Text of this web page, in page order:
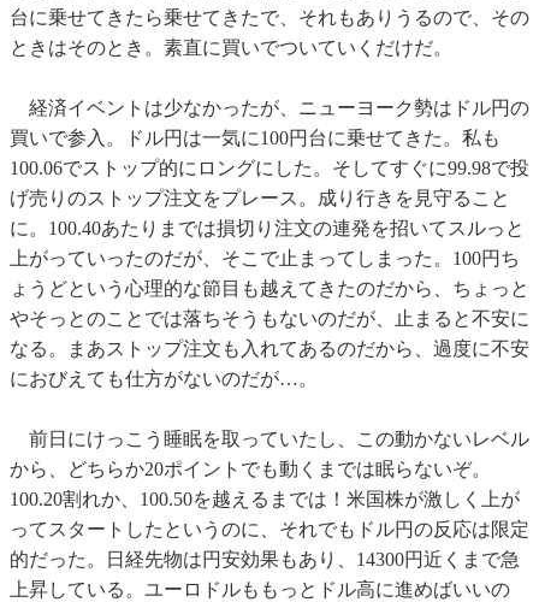
台に乗せてきたら乗せてきたで、それもありうるので、その
ときはそのとき。素直に買いでついていくだけだ。
経済イベントは少なかったが、ニューヨーク勢はドル円の
買いで参入。ドル円は一気に100円台に乗せてきた。私も
100.06でストップ的にロングにした。そしてすぐに99.98で投
げ売りのストップ注文をプレース。成り行きを見守ること
に。100.40あたりまでは損切り注文の連発を招いてスルっと
上がっていったのだが、そこで止まってしまった。100円ち
ょうどという心理的な節目も越えてきたのだから、ちょっと
やそっとのことでは落ちそうもないのだが、止まると不安に
なる。まあストップ注文も入れてあるのだから、過度に不安
におびえても仕方がないのだが…。
前日にけっこう睡眠を取っていたし、この動かないレベル
から、どちらか20ポイントでも動くまでは眠らないぞ。
100.20割れか、100.50を越えるまでは！米国株が激しく上が
ってスタートしたというのに、それでもドル円の反応は限定
的だった。日経先物は円安効果もあり、14300円近くまで急
上昇している。ユーロドルももっとドル高に進めばいいの